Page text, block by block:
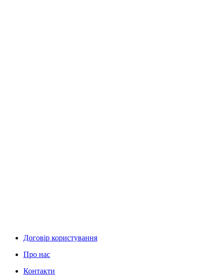
Договір користування
Про нас
Контакти